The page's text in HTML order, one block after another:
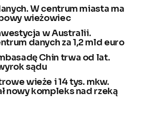
W centrum miasta ma
wieżowiec
w Australii.
danych za 1,2 mld euro
Chin trwa od lat.
sądu
wieże i 14 tys. mkw.
nowy kompleks nad rzeką